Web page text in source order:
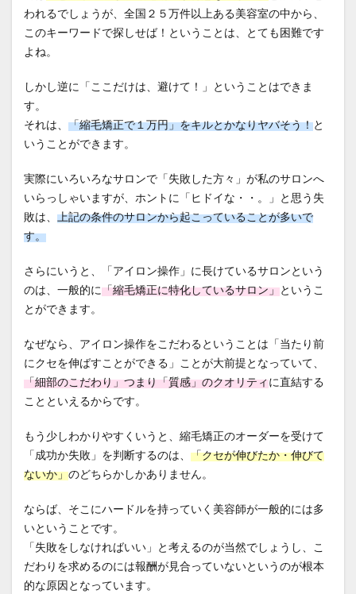
われるでしょうが、全国２５万件以上ある美容室の中から、
このキーワードで探しせば！ということは、とても困難です
よね。
しかし逆に「ここだけは、避けて！」ということはできま
す。
それは、 「縮毛矯正で１万円」をキルとかなりヤバそう！と
いうことができます。
実際にいろいろなサロンで「失敗した方々」が私のサロンへ
いらっしゃいますが、ホントに「ヒドイな・・。」と思う失
敗は、 上記の条件のサロンから起こっていることが多いで
す。
さらにいうと、「アイロン操作」に長けているサロンという
のは、一般的に「縮毛矯正に特化しているサロン」というこ
とができます。
なぜなら、アイロン操作をこだわるということは「当たり前
にクセを伸ばすことができる」ことが大前提となっていて、
「細部のこだわり」つまり「質感」のクオリティに直結する
ことといえるからです。
もう少しわかりやすくいうと、縮毛矯正のオーダーを受けて
「成功か失敗」を判断するのは、 「クセが伸びたか・伸びて
ないか」のどちらかしかありません。
ならば、そこにハードルを持っていく美容師が一般的には多
いということです。
「失敗をしなければいい」と考えるのが当然でしょうし、こ
だわりを求めるのには報酬が見合っていないというのが根本
的な原因となっています。